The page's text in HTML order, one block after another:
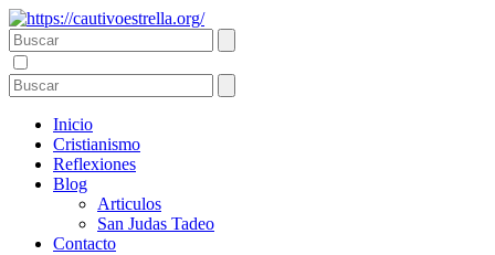
Inicio
Cristianismo
Reflexiones
Blog
Articulos
San Judas Tadeo
Contacto